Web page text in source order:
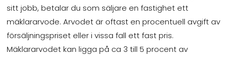
sitt jobb, betalar du som säljare en fastighet ett
mäklararvode. Arvodet är oftast en procentuell avgift av
försäljningspriset eller i vissa fall ett fast pris.
Mäklararvodet kan ligga på ca 3 till 5 procent av